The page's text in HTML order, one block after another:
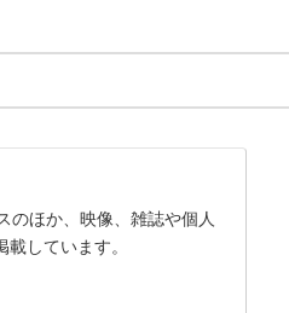
のほか、映像、雑誌や個人
しています。